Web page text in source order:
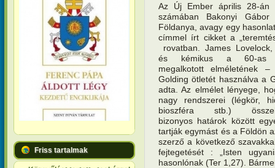
Friss tartalmak
Az Új Ember április 28-án
számában Bakonyi
Földanya, avagy egy
címmel írt cikket a
rovatban. James
és kémikus a 60-as
megalkotott elméletének
Golding ötletét használva a
adta. Az elmélet lényege,
nagy rendszerei (légkör,
bioszféra stb.)
bizonyos határok között
tartják egymást és a Földön
szerző a következő
fejtegetését : „Isten
hasonlónak (Ter 1,27).